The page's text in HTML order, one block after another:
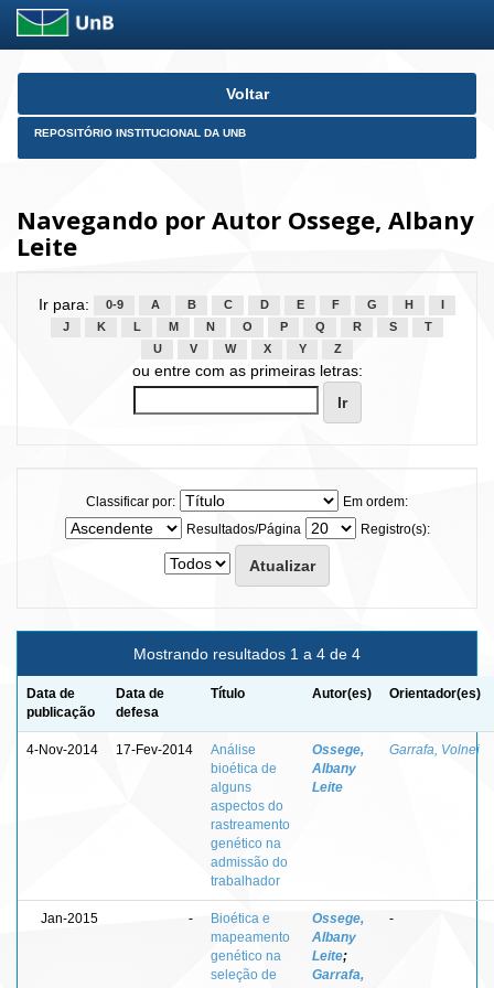
Skip
Voltar
REPOSITÓRIO INSTITUCIONAL DA UNB
Navegando por Autor Ossege, Albany
Leite
Ir para: 0-9 A B C D E F G H
J
K L M N O P Q R S
T
U
V W X Y Z
ou entre com as primeiras letras:
Classificar por:
Em ordem:
Resultados/Página
Registro(s):
Mostrando resultados 1 a 4 de 4
Data de
publicação
Data de
defesa
Título Autor(es) Orientador(es)
4-Nov-2014 17-Fev-2014
Análise
bioética de
alguns
aspectos do
rastreamento
genético na
admissão do
trabalhador
Ossege,
Albany
Leite
Garrafa, Volnei
Jan-2015 -
Bioética e
mapeamento
genético na
seleção de
Ossege,
Albany
Leite;
Garrafa,
-